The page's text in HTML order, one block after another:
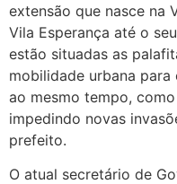
extensão que nasce na
Vila Esperança até o
estão situadas as
mobilidade urbana para
ao mesmo tempo,
impedindo novas
prefeito.
O atual secretário de